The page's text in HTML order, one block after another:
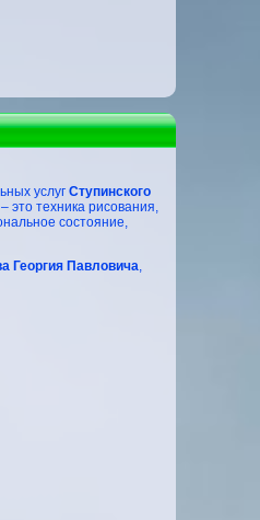
услуг Ступинского
это техника рисования,
состояние,
Георгия Павловича,